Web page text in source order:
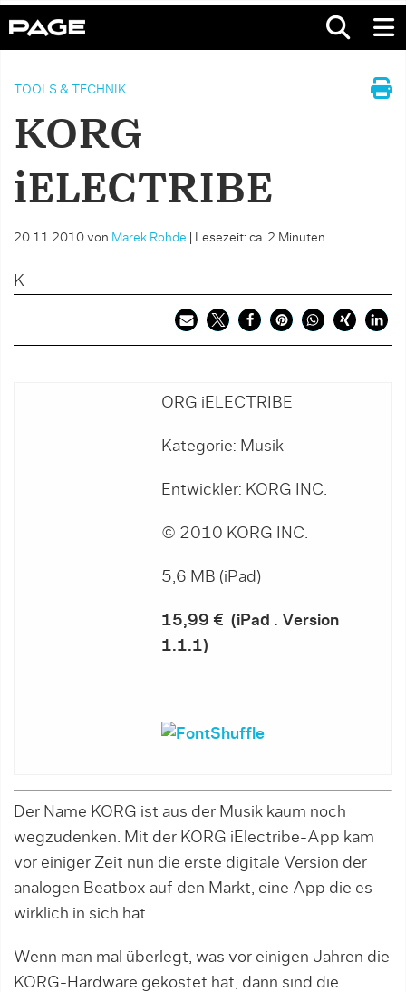
TOOLS & TECHNIK
KORG
iELECTRIBE
20.11.2010 von Marek Rohde Lesezeit: ca. 2 Minuten
K
ORG iELECTRIBE
Kategorie: Musik
Entwickler: KORG INC.
© 2010 KORG INC.
5,6 MB (iPad)
15,99 € (iPad . Version
1.1.1)
Der Name KORG ist aus der Musik kaum noch
wegzudenken. Mit der KORG iElectribe-App kam
vor einiger Zeit nun die erste digitale Version der
analogen Beatbox auf den Markt, eine App die es
wirklich in sich hat.
Wenn man mal überlegt, was vor einigen Jahren die
KORG-Hardware gekostet hat, dann sind die